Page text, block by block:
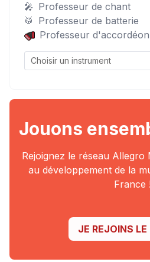
🎤 Professeur de chant
🥁 Professeur de batterie
Professeur d'accordéon
Jouons
Rejoignez le réseau Allegro
au développement de la
France !
JE REJOINS LE